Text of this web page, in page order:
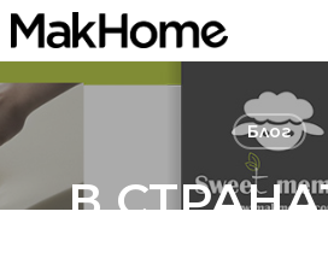
Skip
to
main
content
Блог
В